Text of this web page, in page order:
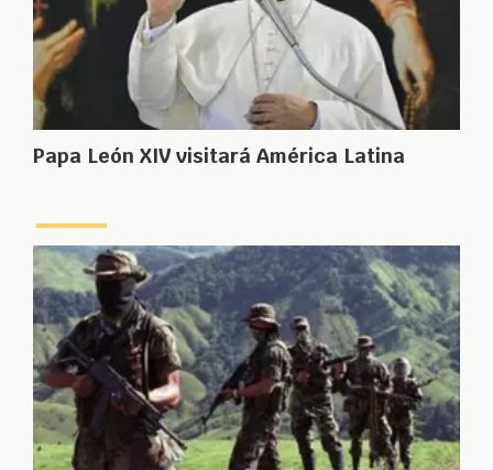
Papa León XIV visitará América Latina